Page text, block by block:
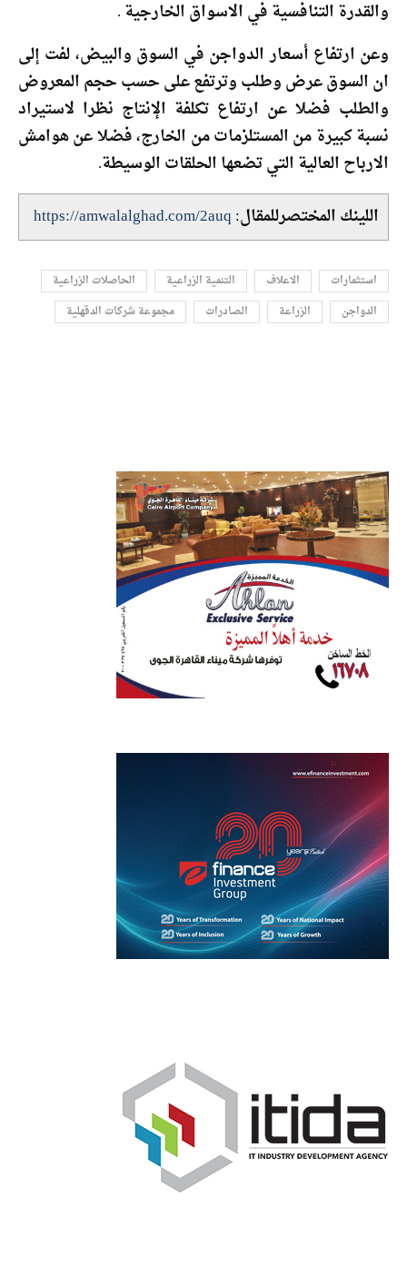
والقدرة التنافسية في الاسواق الخارجية .
وعن ارتفاع أسعار الدواجن في السوق والبيض، لفت إلى
ان السوق عرض وطلب وترتفع على حسب حجم المعروض
والطلب فضلا عن ارتفاع تكلفة الإنتاج نظرا لاستيراد
نسبة كبيرة من المستلزمات من الخارج، فضلا عن هوامش
الارباح العالية التي تضعها الحلقات الوسيطة.
اللينك المختصرللمقال:https://amwalalghad.com/2auq
استثمارات الاعلاف التنمية الزراعية
الحاصلات الزراعية
الدواجن
الزراعة الصادرات مجموعة شركات الدقهلية